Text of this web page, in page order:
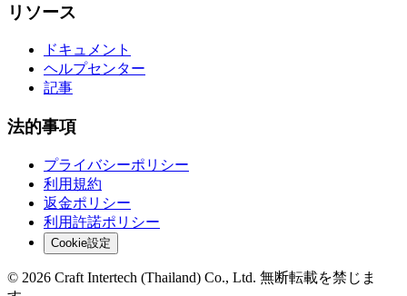
リソース
ドキュメント
ヘルプセンター
記事
法的事項
プライバシーポリシー
利用規約
返金ポリシー
利用許諾ポリシー
Cookie設定
© 2026 Craft Intertech (Thailand) Co., Ltd. 無断転載を禁じま